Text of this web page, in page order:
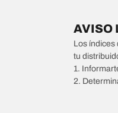
AVISO
Los índices
tu
1.
2.